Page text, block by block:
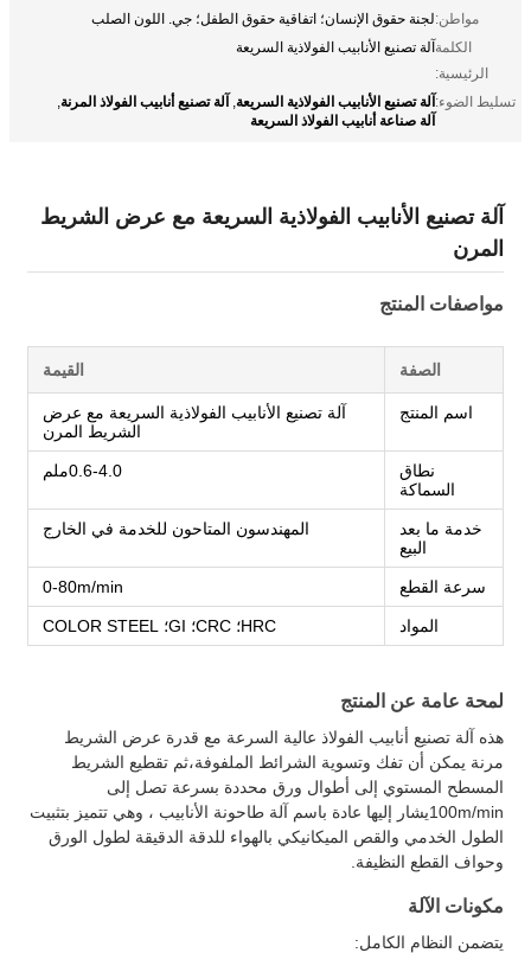
مواطن:لجنة حقوق الإنسان؛ اتفاقية حقوق الطفل؛ جي. اللون الصلب
الكلمة
الرئيسية:
آلة تصنيع الأنابيب الفولاذية السريعة
تسليط الضوء:آلة تصنيع الأنابيب الفولاذية السريعة, آلة تصنيع أنابيب الفولاذ المرنة,
آلة صناعة أنابيب الفولاذ السريعة
آلة تصنيع الأنابيب الفولاذية السريعة مع عرض الشريط
المرن
مواصفات المنتج
الصفة القيمة
اسم المنتج
آلة تصنيع الأنابيب الفولاذية السريعة مع عرض
الشريط المرن
نطاق
السماكة
0.6-4.0ملم
خدمة ما بعد
البيع
المهندسون المتاحون للخدمة في الخارج
سرعة القطع 0-80m/min
المواد HRC؛ CRC؛ GI؛ COLOR STEEL
لمحة عامة عن المنتج
هذه آلة تصنيع أنابيب الفولاذ عالية السرعة مع قدرة عرض الشريط
مرنة يمكن أن تفك وتسوية الشرائط الملفوفة،ثم تقطيع الشريط
المسطح المستوي إلى أطوال ورق محددة بسرعة تصل إلى
100m/minيشار إليها عادة باسم آلة طاحونة الأنابيب ، وهي تتميز بتثبيت
الطول الخدمي والقص الميكانيكي بالهواء للدقة الدقيقة لطول الورق
وحواف القطع النظيفة.
مكونات الآلة
يتضمن النظام الكامل: